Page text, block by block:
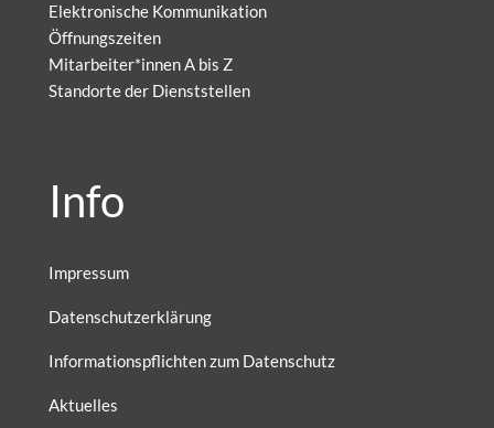
Elektronische Kommunikation
Öffnungszeiten
Mitarbeiter*innen A bis Z
Standorte der Dienststellen
Info
Impressum
Datenschutzerklärung
Informationspflichten zum Datenschutz
Aktuelles